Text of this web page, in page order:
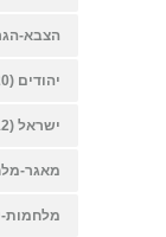
הצבא-
יהודים (20)
ישראל (12)
מאגר-